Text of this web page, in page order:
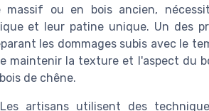
massif ou en bois ancien,
et leur patine unique. Un des
les dommages subis avec le
maintenir la texture et l'aspect du
de chêne.
artisans utilisent des